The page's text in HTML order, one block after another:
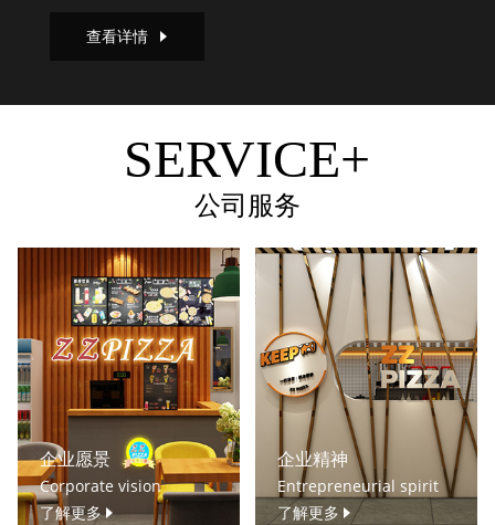
查看详情
SERVICE+
公司服务
企业愿景
Corporate vision
了解更多
企业精神
Entrepreneurial spirit
了解更多